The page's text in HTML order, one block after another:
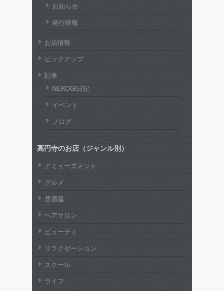
お知らせ
発行情報
お店情報
ピックアップ
記事
NEKOGi日記
イベント
ブログ
高円寺のお店（ジャンル別）
アミューズメント
グルメ
居酒屋
ヘアサロン
ビューティ
リラクゼーション
スクール
ライフ